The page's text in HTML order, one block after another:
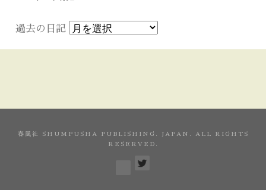
過去の日記
春風社 SHUMPUSHA PUBLISHING. JAPAN. ALL RIGHTS
RESERVED.